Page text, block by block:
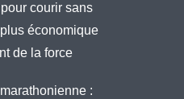
courir sans
économique
de la force
: